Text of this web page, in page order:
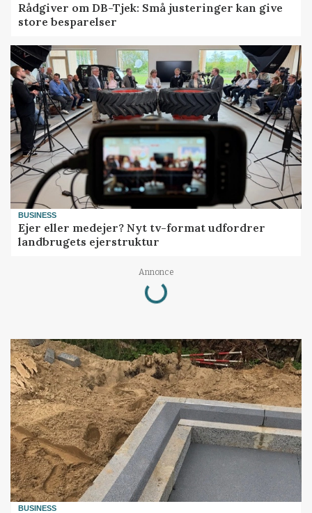
Rådgiver om DB-Tjek: Små justeringer kan give
store besparelser
BUSINESS
Ejer eller medejer? Nyt tv-format udfordrer
landbrugets ejerstruktur
Annonce
Loading...
BUSINESS